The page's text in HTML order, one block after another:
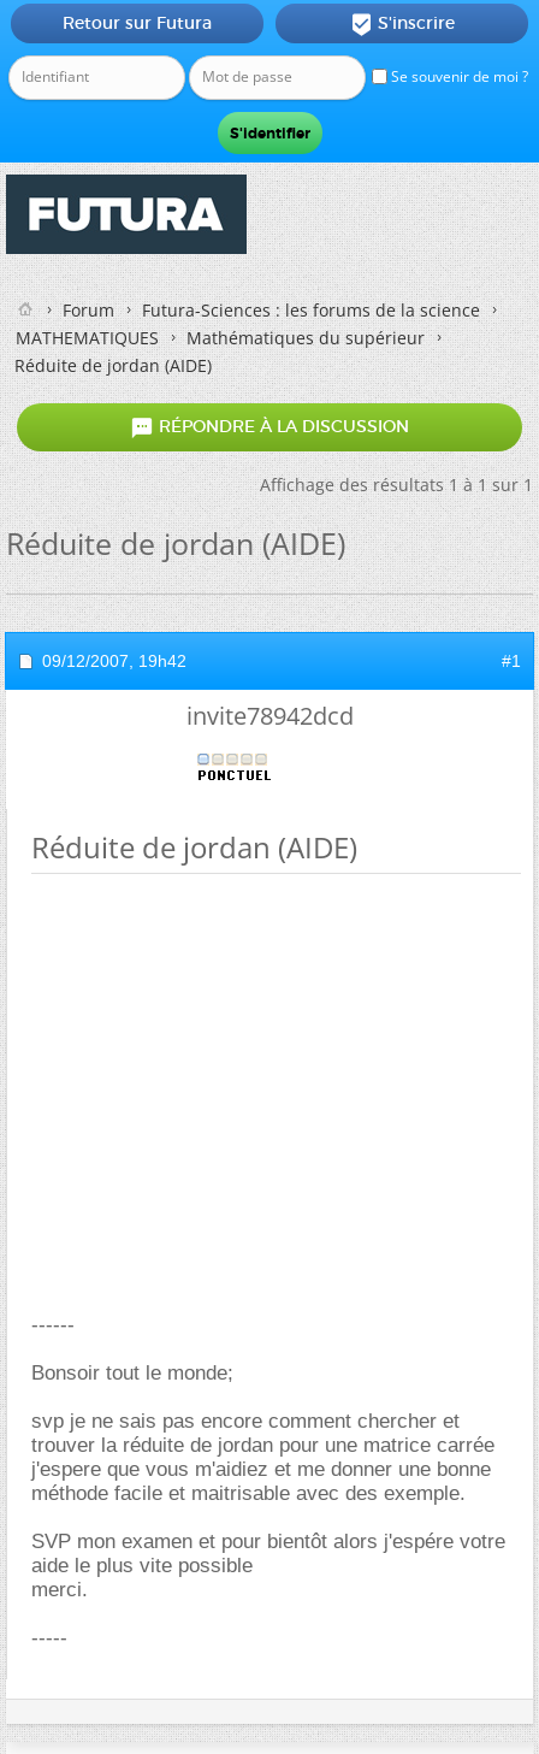
Se souvenir de moi ?
Retour sur Futura  S'inscrire
Forum
Futura-Sciences : les forums de la science
MATHEMATIQUES
Mathématiques du supérieur
Réduite de jordan (AIDE)
 RÉPONDRE À LA DISCUSSION
Affichage des résultats 1 à 1 sur 1
Réduite de jordan (AIDE)
09/12/2007, 19h42 #1
invite78942dcd
Réduite de jordan (AIDE)
------
Bonsoir tout le monde;
svp je ne sais pas encore comment chercher et
trouver la réduite de jordan pour une matrice carrée
j'espere que vous m'aidiez et me donner une bonne
méthode facile et maitrisable avec des exemple.
SVP mon examen et pour bientôt alors j'espére votre
aide le plus vite possible
merci.
-----